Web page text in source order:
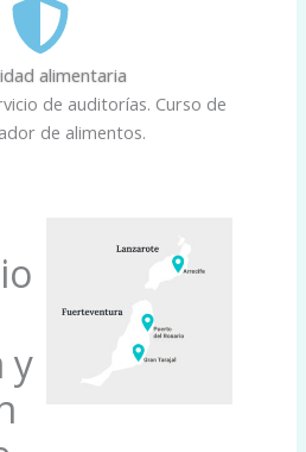
alimentaria
de auditorías. Curso de
de alimentos.
y